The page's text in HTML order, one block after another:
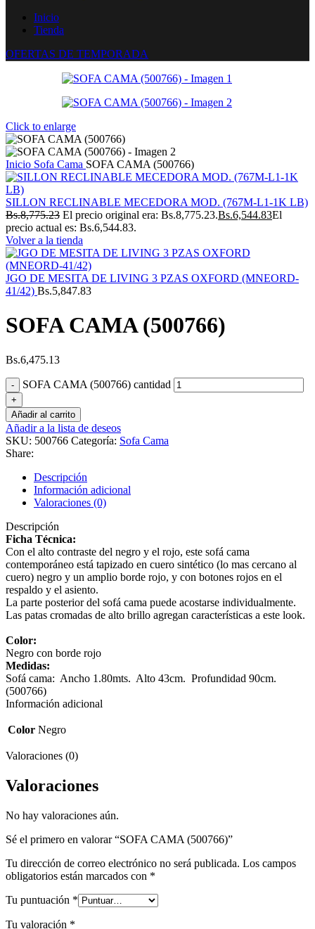
Inicio
Tienda
OFERTAS DE TEMPORADA
Click to enlarge
Inicio Sofa Cama SOFA CAMA (500766)
SILLON RECLINABLE MECEDORA MOD. (767M-L1-1K LB)
Bs.8,775.23 El precio original era: Bs.8,775.23.Bs.6,544.83El
precio actual es: Bs.6,544.83.
Volver a la tienda
JGO DE MESITA DE LIVING 3 PZAS OXFORD (MNEORD-
41/42) Bs.5,847.83
SOFA CAMA (500766)
Bs.6,475.13
SOFA CAMA (500766) cantidad
Añadir al carrito
Añadir a la lista de deseos
SKU: 500766 Categoría: Sofa Cama
Share:
Descripción
Información adicional
Valoraciones (0)
Descripción
Ficha Técnica:
Con el alto contraste del negro y el rojo, este sofá cama
contemporáneo está tapizado en cuero sintético (lo mas cercano al
cuero) negro y un amplio borde rojo, y con botones rojos en el
respaldo y el asiento.
La parte posterior del sofá cama puede acostarse individualmente.
Las patas cromadas de alto brillo agregan características a este look.
Color:
Negro con borde rojo
Medidas:
Sofá cama: Ancho 1.80mts. Alto 43cm. Profundidad 90cm.
(500766)
Información adicional
Color Negro
Valoraciones (0)
Valoraciones
No hay valoraciones aún.
Sé el primero en valorar “SOFA CAMA (500766)”
Tu dirección de correo electrónico no será publicada. Los campos
obligatorios están marcados con *
Tu puntuación *
Tu valoración *